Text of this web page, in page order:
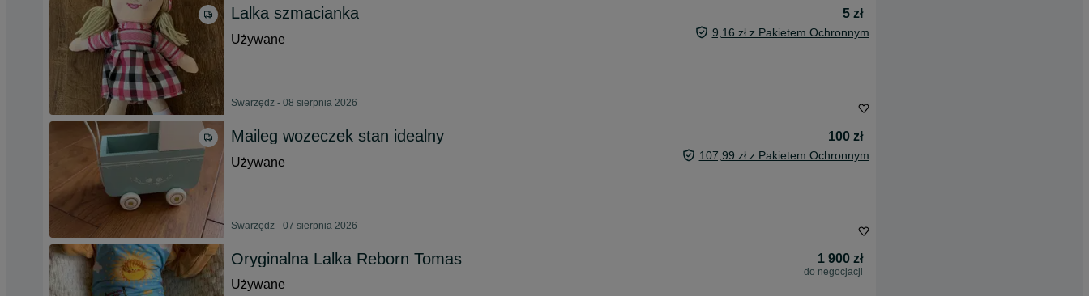
Lalka szmacianka
5 zł
Używane
9,16 zł z Pakietem Ochronnym
Swarzędz - 08 sierpnia 2026
Maileg wozeczek stan idealny
100 zł
Używane
107,99 zł z Pakietem Ochronnym
Swarzędz - 07 sierpnia 2026
Oryginalna Lalka Reborn Tomas 1 900 zł
do negocjacji
Używane